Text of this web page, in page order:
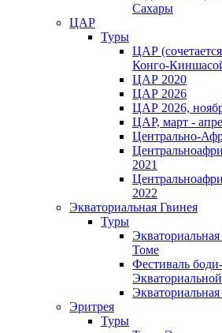
Сахары
ЦАР
Туры
ЦАР
Конго-
ЦАР 2020
ЦАР 2026
ЦАР 2026,
ЦАР, март -
Центрально-
2021
2022
Экваториальная Гвинея
Туры
Томе
Фестиваль
Эритрея
Туры